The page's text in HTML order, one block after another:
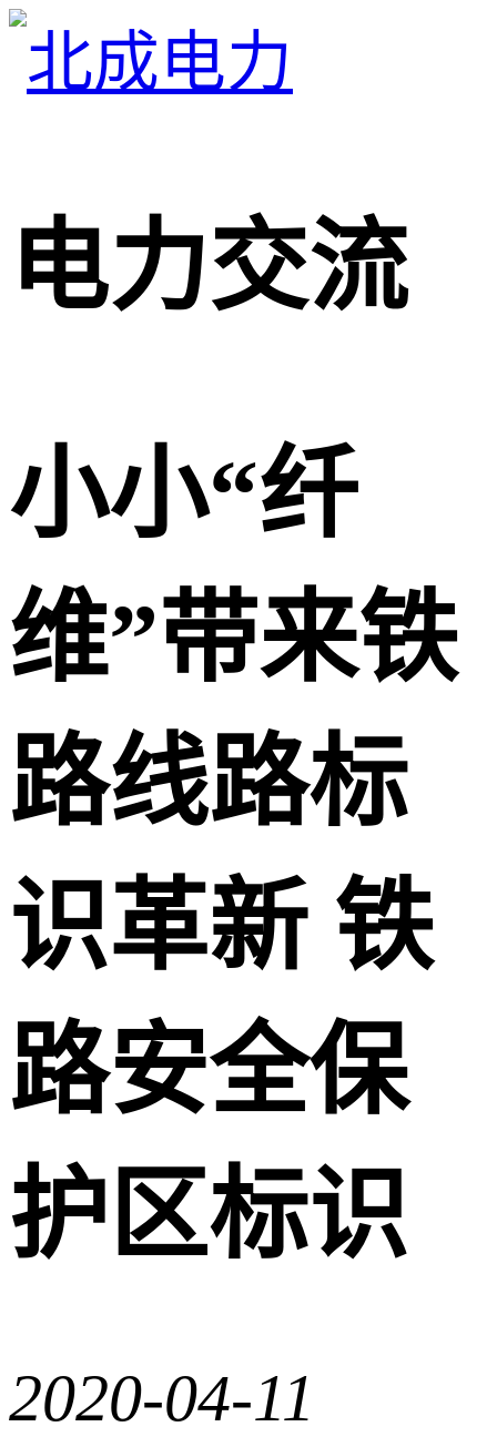
电力交流
小小“纤
维”带来铁
路线路标
识革新 铁
路安全保
护区标识
2020-04-11